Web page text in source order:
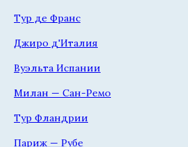
Тур де Франс
Джиро д'Италия
Вуэльта Испании
Милан — Сан-Ремо
Тур Фландрии
Париж — Рубе